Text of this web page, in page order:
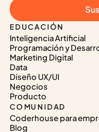
EDUCACIÓN
Inteligencia Artificial
Programación y
Marketing Digital
Data
Diseño UX/UI
Negocios
Producto
COMUNIDAD
Coderhouse para
Blog